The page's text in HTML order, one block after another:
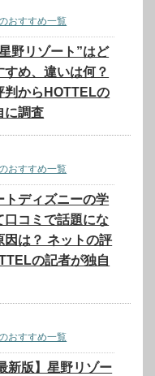
おすすめ一覧
野リゾート”はど
すめ、違いは何？
判からHOTTELの
に調査
おすすめ一覧
トディズニーの学
口コミで話題にな
因は？ ネットの評
の記者が独自
おすすめ一覧
新版】星野リゾー